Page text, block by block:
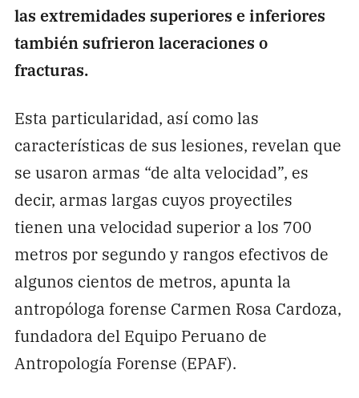
las extremidades superiores e inferiores
también sufrieron laceraciones o
fracturas.
Esta particularidad, así como las
características de sus lesiones, revelan que
se usaron armas “de alta velocidad”, es
decir, armas largas cuyos proyectiles
tienen una velocidad superior a los 700
metros por segundo y rangos efectivos de
algunos cientos de metros, apunta la
antropóloga forense Carmen Rosa Cardoza,
fundadora del Equipo Peruano de
Antropología Forense (EPAF).